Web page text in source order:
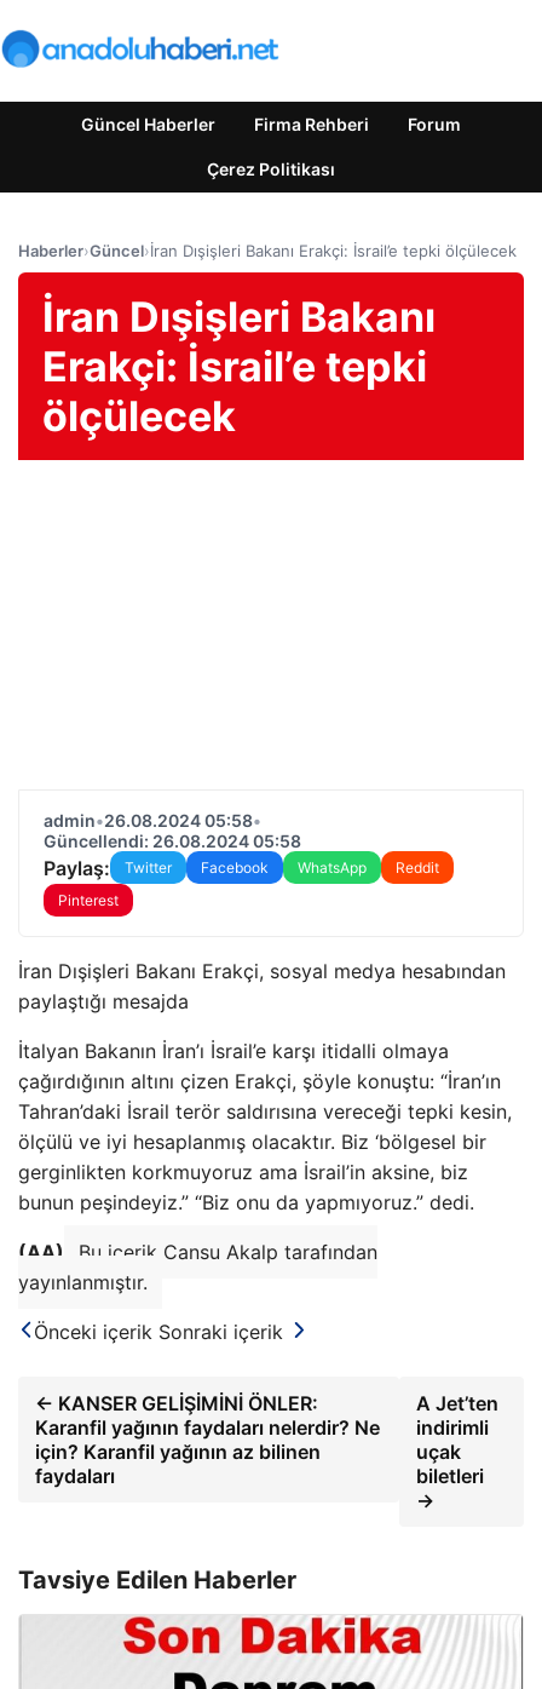
Güncel Haberler Firma Rehberi Forum
Çerez Politikası
Haberler›Güncel›İran Dışişleri Bakanı Erakçi: İsrail’e tepki ölçülecek
İran Dışişleri Bakanı
Erakçi: İsrail’e tepki
ölçülecek
admin•26.08.2024 05:58•
Güncellendi: 26.08.2024 05:58
Paylaş: Twitter Facebook WhatsApp
Reddit
Pinterest
İran Dışişleri Bakanı Erakçi, sosyal medya hesabından
paylaştığı mesajda
İtalyan Bakanın İran’ı İsrail’e karşı itidalli olmaya
çağırdığının altını çizen Erakçi, şöyle konuştu: “İran’ın
Tahran’daki İsrail terör saldırısına vereceği tepki kesin,
ölçülü ve iyi hesaplanmış olacaktır. Biz ‘bölgesel bir
gerginlikten korkmuyoruz ama İsrail’in aksine, biz
bunun peşindeyiz.” “Biz onu da yapmıyoruz.” dedi.
(AA)
Bu içerik Cansu Akalp tarafından
yayınlanmıştır.
Önceki içerik Sonraki içerik
← KANSER GELİŞİMİNİ ÖNLER:
Karanfil yağının faydaları nelerdir? Ne
için? Karanfil yağının az bilinen
faydaları
A Jet’ten
indirimli
uçak
biletleri
→
Tavsiye Edilen Haberler